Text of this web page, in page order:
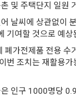
및 주택단지 일원
날씨에 상관없이
기여할 것으로 예상
가전제품 전용 수
번 조치는 재활용
인구 1000명당